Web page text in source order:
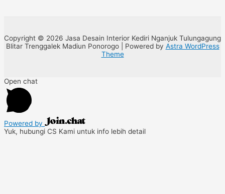
Copyright © 2026 Jasa Desain Interior Kediri Nganjuk Tulungagung
Blitar Trenggalek Madiun Ponorogo | Powered by Astra WordPress
Theme
Open chat
Powered by
Yuk, hubungi CS Kami untuk info lebih detail